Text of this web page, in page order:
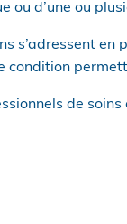
ou d’une ou
s’adressent
condition
de